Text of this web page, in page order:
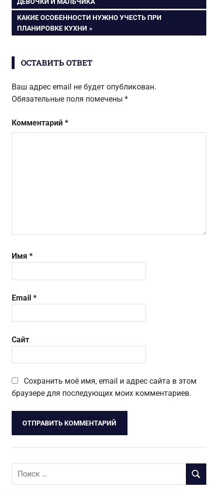
по
записям
СЛЕДУЮЩАЯ
ЗАПИСЬ:
КАКИЕ ОСОБЕННОСТИ НУЖНО УЧЕСТЬ ПРИ
ПЛАНИРОВКЕ КУХНИ
ОСТАВИТЬ ОТВЕТ
Ваш адрес email не будет опубликован.
Обязательные поля помечены *
Комментарий *
Имя *
Email *
Сайт
Сохранить моё имя, email и адрес сайта в этом
браузере для последующих моих комментариев.
Поиск
ПОИСК